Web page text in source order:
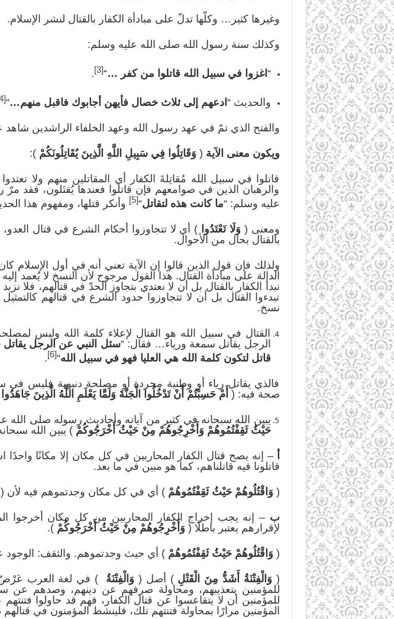
وغيرها كثير… وكلّها تدلّ على مبادأة الكفار بالقتال لنشر الإسلام.
وكذلك سنة رسول الله صلى الله عليه وسلم:
“ اغزوا في سبيل الله قاتلوا من كفر …“
[3]
.
والحديث “ ادعهم إلى ثلاث خصال فأيهن أجابوك فاقبل منهم…“
[4]
والفتح الذي تمّ في عهد رسول الله وعهد الخلفاء الراشدين شاهد
ويكون معنى الآية ( وَقَاتِلُوا فِي سَبِيلِ اللَّه ِ الَّذِينَ يُقَاتِلُونَكُمْ ):
قاتلوا في سبيل الله مُقاتِلةَ الكفار أي المقاتلين منهم ولا
والرهبان الذين في صوامعهم فإن قاتلوا فعندها يُقتَلون، فقد
عليه وسلم: “ما كانت هذه لتقاتل“
[5] وأنكر قتلها، ومفهوم هذا
ومعنى ( وَلَا تَعْتَدُوا ) أي لا تتجاوزوا أحكام الشرع في قتال
بالقتال بحال من الأحوال.
ولذلك فإن قول الذين قالوا إن الآية تعني أنه في أول الإسلام
الدالة على مبادأة القتال. هذا القول مرجوح لأن النسخ لا يُعمد
نبدأ الكفار بالقتال بل أن لا نعتدي بتجاوز الحدّ في قتالهم، فلا
تبدءوا القتال بل أن لا تتجاوزوا حدود الشرع في قتالهم
نسخ.
القتال في سبيل الله هو القتال لإعلاء كلمة الله وليس
الرجل يقاتل سمعة ورياء… فقال: “سئل النبي عن الرجل
قاتل لتكون كلمة الله هي العليا فهو في سبيل الله“
[6]
.
فالذي يقاتل رياء أو وطنية مجردة أو مصلحة دنيوية فليس في
صحة فيه: ( أَمْ حَسِبْتُم أَنْ تَدْخُلُوا الْجَنَّةَ وَلَمَّا يَعْلَمِ اللَّهُ الَّذِينَ
يبين الله سبحانه في كثير من آياته وأحاديث رسوله صلى الله
حَيْثُثَقِفْتُمُوهُم ْ وَأَخْرِجُوهُمْ مِنْ حَيْثُ أَخْرَجُوكُمْ ) يبين الله
أ – إنه يصح قتال الكفار المحاربين في كل مكان إلا مكانًا
قاتلونا فيه قاتلناهم، كما هو مبين في ما بعد.
( وَاقْتُلُوهُمْ حَيْثُثَقِفْتُمُوهُم ) أي في كل مكان وجدتموهم فيه
ب – إنه يجب إخراج الكفار المحاربين من كل مكان أخرجوا
لإقرارهم يعتبر باطلًا ( وَأَخْرِجُوهُمْ مِنْ حَيْثُ أَخْرَجُوكُمْ ).
( وَاقْتُلُوهُمْ حَيْثُثَقِفْتُمُوهُم ) أي حيث وجدتموهم. والثقف: الوجود
( وَالْفِتْنَةُ أَشَدُّ مِنَ الْقَتْلِ ) أصل ( وَالْفِتْنَةُ ) في لغة العرب عَرْضُ
للمؤمنين بتعذيبهم، ومحاولة صرفهم عن دينهم، وصدهم عن
للمؤمنين أن لا يتقاعسوا عن قتال الكفار، فهم قد حاولوا
المؤمنين مرارًا بمحاولة فتنتهم تلك، فلينشط المؤمنون في